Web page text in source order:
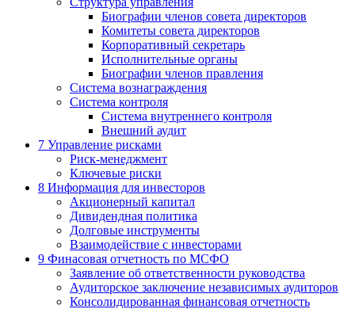
Биографии членов совета директоров
Комитеты совета директоров
Корпоративный секретарь
Исполнительные органы
Биографии членов правления
Система вознаграждения
Система контроля
Система внутреннего контроля
Внешний аудит
7 Управление рисками
Риск-менеджмент
Ключевые риски
8 Информация для инвесторов
Акционерный капитал
Дивидендная политика
Долговые инструменты
Взаимодействие с инвеcторами
9 Финасовая отчетность по МСФО
Заявление об ответственности руководства
Аудиторское заключение независимых аудиторов
Консолидированная финансовая отчетность